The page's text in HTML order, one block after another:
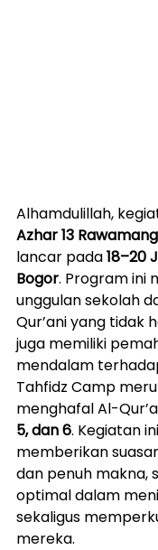
Alhamdulillah,
Azhar 13
lancar pada 18–20
Bogor. Program ini
unggulan sekolah
Qur’ani yang tidak
juga memiliki
mendalam
Tahfidz Camp
menghafal Al-
5, dan 6. Kegiatan
memberikan
dan penuh makna,
optimal dalam
sekaligus
mereka.